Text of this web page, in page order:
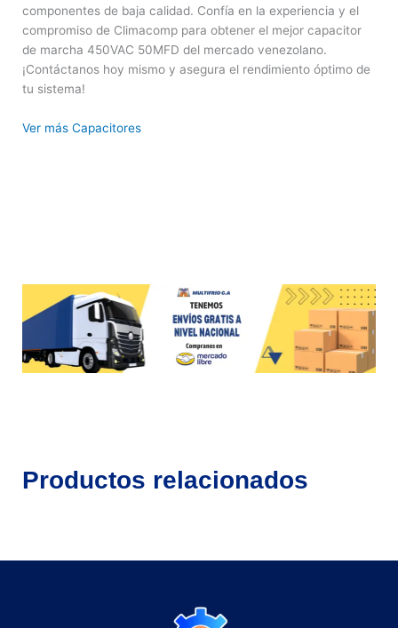
componentes de baja calidad. Confía en la experiencia y el
compromiso de Climacomp para obtener el mejor capacitor
de marcha 450VAC 50MFD del mercado venezolano.
¡Contáctanos hoy mismo y asegura el rendimiento óptimo de
tu sistema!
Ver más Capacitores
Productos relacionados